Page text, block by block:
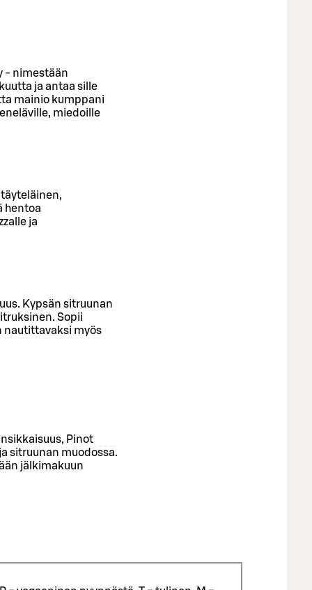
- nimestään
ja antaa sille
mainio kumppani
miedoille
hentoa
ja
Kypsän sitruunan
Sopii
nautittavaksi myös
Pinot
sitruunan muodossa.
jälkimakuun